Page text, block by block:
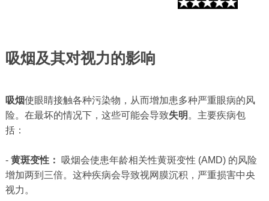
吸烟及其对视力的影响
吸烟使眼睛接触各种污染物，从而增加患多种严重眼病的风
险。在最坏的情况下，这些可能会导致失明 。主要疾病包
括：
- 黄斑变性：
吸烟会使患年龄相关性黄斑变性 (AMD) 的风险
增加两到三倍。这种疾病会导致视网膜沉积，严重损害中央
视力。